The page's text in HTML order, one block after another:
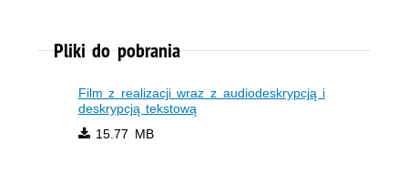
Pliki do pobrania
Film z realizacji wraz z audiodeskrypcją i
deskrypcją tekstową
15.77 MB